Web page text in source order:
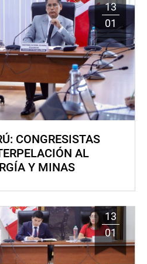
13
01
CONGRESISTAS
AL
Y MINAS
13
01